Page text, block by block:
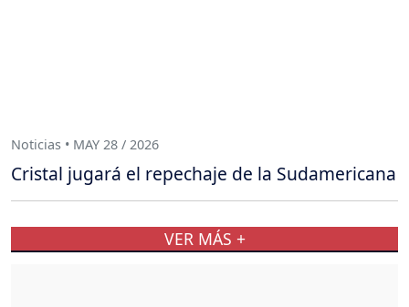
Noticias • MAY 28 / 2026
Cristal jugará el repechaje de la Sudamericana
VER MÁS +